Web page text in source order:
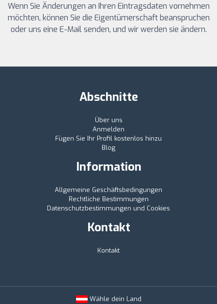
Wenn Sie Änderungen an Ihren Eintragsdaten vornehmen
möchten, können Sie die Eigentümerschaft beanspruchen
oder uns eine E-Mail senden, und wir werden sie ändern.
Abschnitte
Über uns
Anmelden
Fügen Sie Ihr Profil kostenlos hinzu
Blog
Information
Allgemeine Geschäftsbedingungen
Rechtliche Bestimmungen
Datenschutzbestimmungen und Cookies
Kontakt
Kontakt
Wähle dein Land